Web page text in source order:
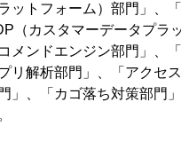
ットフォーム）部門」、
（カスタマーデータプラ
メンドエンジン部門」、
リ解析部門」、「アクセ
」、「カゴ落ち対策部門